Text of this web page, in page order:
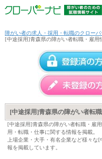
障がい者の求人・採用・転職のクローバ
[中途採用]青森県の障がい者転職・雇用
[中途採用]青森県の障がい者転
[中途採用]青森県の障がい者転職・雇
用・転職・仕事に関する情報を掲載。
上場企業・大手・有名企業など様々
報を掲載しています。